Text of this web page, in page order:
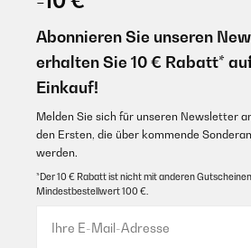
Abonnieren Sie unseren
erhalten Sie 10 € Rabatt*
Einkauf!
Melden Sie sich für unseren Newsletter
den Ersten, die über kommende
werden.
*Der 10 € Rabatt ist nicht mit anderen
Mindestbestellwert 100 €.